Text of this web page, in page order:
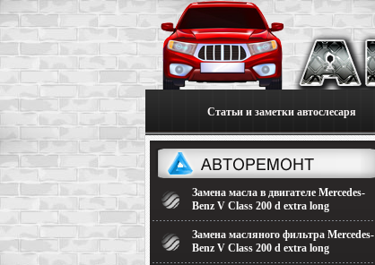
Статьи и заметки автослесаря
Замена масла в двигателе Mercedes-
Benz V Class 200 d extra long
Замена масляного фильтра Mercedes-
Benz V Class 200 d extra long